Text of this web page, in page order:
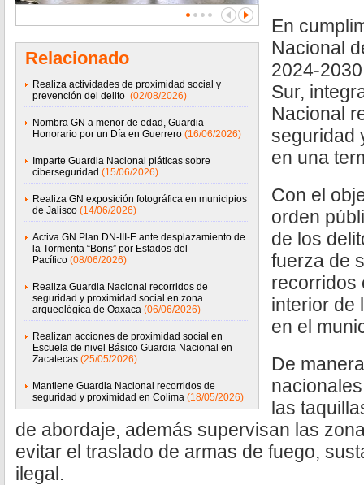
Relacionado
Realiza actividades de proximidad social y
prevención del delito (02/08/2026)
Nombra GN a menor de edad, Guardia
Honorario por un Día en Guerrero (16/06/2026)
Imparte Guardia Nacional pláticas sobre
ciberseguridad (15/06/2026)
Realiza GN exposición fotográfica en municipios
de Jalisco (14/06/2026)
Activa GN Plan DN-III-E ante desplazamiento de
la Tormenta “Boris” por Estados del
Pacífico (08/06/2026)
Realiza Guardia Nacional recorridos de
seguridad y proximidad social en zona
arqueológica de Oaxaca (06/06/2026)
Realizan acciones de proximidad social en
Escuela de nivel Básico Guardia Nacional en
Zacatecas (25/05/2026)
Mantiene Guardia Nacional recorridos de
seguridad y proximidad en Colima (18/05/2026)
En
Nacional
2024-
Sur,
Nacional
seguridad
en una
Con el
orden
de los
fuerza de
recorridos
interior de
en el
De
las
de abordaje, además supervisan las
evitar el traslado de armas de fuego,
ilegal.